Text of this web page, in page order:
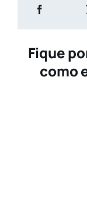
Fique
como